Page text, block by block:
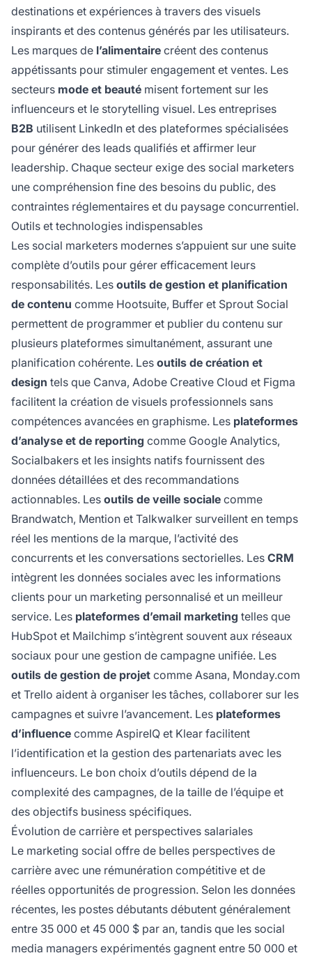
destinations et expériences à travers des visuels
inspirants et des contenus générés par les utilisateurs.
Les marques de l’alimentaire créent des contenus
appétissants pour stimuler engagement et ventes. Les
secteurs mode et beauté misent fortement sur les
influenceurs et le storytelling visuel. Les entreprises
B2B utilisent LinkedIn et des plateformes spécialisées
pour générer des leads qualifiés et affirmer leur
leadership. Chaque secteur exige des social marketers
une compréhension fine des besoins du public, des
contraintes réglementaires et du paysage concurrentiel.
Outils et technologies indispensables
Les social marketers modernes s’appuient sur une suite
complète d’outils pour gérer efficacement leurs
responsabilités. Les outils de gestion et planification
de contenu comme Hootsuite, Buffer et Sprout Social
permettent de programmer et publier du contenu sur
plusieurs plateformes simultanément, assurant une
planification cohérente. Les outils de création et
design tels que Canva, Adobe Creative Cloud et Figma
facilitent la création de visuels professionnels sans
compétences avancées en graphisme. Les plateformes
d’analyse et de reporting comme Google Analytics,
Socialbakers et les insights natifs fournissent des
données détaillées et des recommandations
actionnables. Les outils de veille sociale comme
Brandwatch, Mention et Talkwalker surveillent en temps
réel les mentions de la marque, l’activité des
concurrents et les conversations sectorielles. Les CRM
intègrent les données sociales avec les informations
clients pour un marketing personnalisé et un meilleur
service. Les plateformes d’email marketing telles que
HubSpot et Mailchimp s’intègrent souvent aux réseaux
sociaux pour une gestion de campagne unifiée. Les
outils de gestion de projet comme Asana, Monday.com
et Trello aident à organiser les tâches, collaborer sur les
campagnes et suivre l’avancement. Les plateformes
d’influence comme AspireIQ et Klear facilitent
l’identification et la gestion des partenariats avec les
influenceurs. Le bon choix d’outils dépend de la
complexité des campagnes, de la taille de l’équipe et
des objectifs business spécifiques.
Évolution de carrière et perspectives salariales
Le marketing social offre de belles perspectives de
carrière avec une rémunération compétitive et de
réelles opportunités de progression. Selon les données
récentes, les postes débutants débutent généralement
entre 35 000 et 45 000 $ par an, tandis que les social
media managers expérimentés gagnent entre 50 000 et